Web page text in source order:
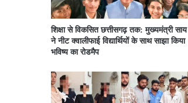
शिक्षा से विकसित छत्तीसगढ़ तक: मुख्यमंत्री साय
ने नीट क्वालीफाई विद्यार्थियों के साथ साझा किया
भविष्य का रोडमैप